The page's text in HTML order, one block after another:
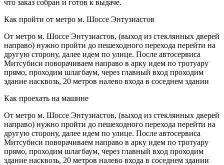
что заказ собран и готов к выдаче.
Как пройти от метро м. Шоссе Энтузиастов
От метро м. Шоссе Энтузиастов, (выход из стеклянных дверей
направо) нужно пройти до пешеходного перехода перейти на
другую сторону, далее идем по улице. После автосервиса
Митсубиси поворачиваем направо в арку идем по тротуару
прямо, проходим шлагбаум, через главный вход проходим
здание насквозь, 20 метров налево входа в соседнем здании
Как проехать на машине
От метро м. Шоссе Энтузиастов, (выход из стеклянных дверей
направо) нужно пройти до пешеходного перехода перейти на
другую сторону, далее идем по улице. После автосервиса
Митсубиси поворачиваем направо в арку идем по тротуару
прямо, проходим шлагбаум, через главный вход проходим
здание насквозь, 20 метров налево входа в соседнем здании